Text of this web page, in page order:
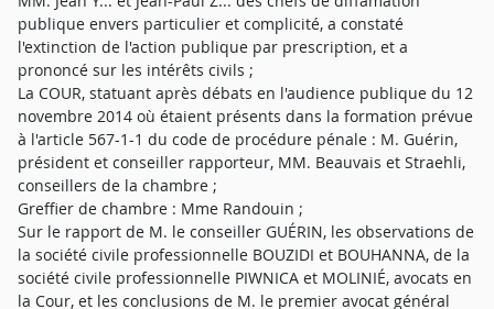
publique envers particulier et complicité, a constaté
l'extinction de l'action publique par prescription, et a
prononcé sur les intérêts civils ;
La COUR, statuant après débats en l'audience publique du 12
novembre 2014 où étaient présents dans la formation prévue
à l'article 567-1-1 du code de procédure pénale : M. Guérin,
président et conseiller rapporteur, MM. Beauvais et Straehli,
conseillers de la chambre ;
Greffier de chambre : Mme Randouin ;
Sur le rapport de M. le conseiller GUÉRIN, les observations de
la société civile professionnelle BOUZIDI et BOUHANNA, de la
société civile professionnelle PIWNICA et MOLINIÉ, avocats en
la Cour, et les conclusions de M. le premier avocat général